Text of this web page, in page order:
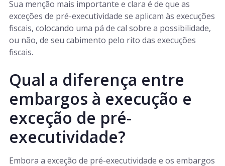
Sua menção mais importante e clara é de que as
exceções de pré-executividade se aplicam às execuções
fiscais, colocando uma pá de cal sobre a possibilidade,
ou não, de seu cabimento pelo rito das execuções
fiscais.
Qual a diferença entre
embargos à execução e
exceção de pré-
executividade?
Embora a exceção de pré-executividade e os embargos